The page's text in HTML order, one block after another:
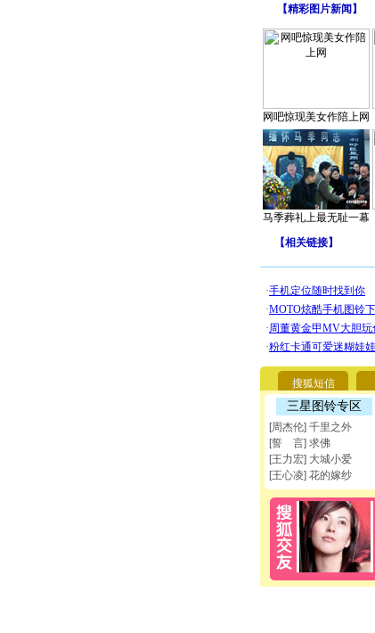
【精彩图片新闻 】
网吧惊现美女作陪上网
马季葬礼上最无耻一幕
【相关链接】
搜狐短信
三星图铃专区
[周杰伦] 千里之外
[誓 言] 求佛
[王力宏] 大城小爱
[王心凌] 花的嫁纱